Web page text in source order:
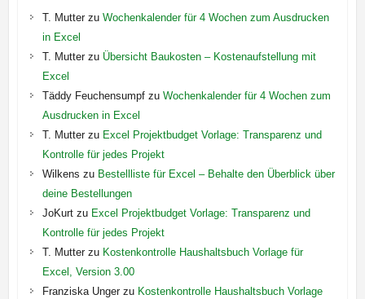
T. Mutterzu Wochenkalender für 4 Wochen zum Ausdrucken
in Excel
T. Mutterzu Übersicht Baukosten – Kostenaufstellung mit
Excel
Täddy Feuchensumpfzu Wochenkalender für 4 Wochen zum
Ausdrucken in Excel
T. Mutterzu Excel Projektbudget Vorlage: Transparenz und
Kontrolle für jedes Projekt
Wilkens zu Bestellliste für Excel – Behalte den Überblick über
deine Bestellungen
JoKurtzu Excel Projektbudget Vorlage: Transparenz und
Kontrolle für jedes Projekt
T. Mutterzu Kostenkontrolle Haushaltsbuch Vorlage für
Excel, Version 3.00
Franziska Ungerzu Kostenkontrolle Haushaltsbuch Vorlage